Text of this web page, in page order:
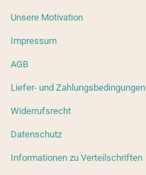
Unsere Motivation
Impressum
AGB
Liefer- und Zahlungsbedingungen
Widerrufsrecht
Datenschutz
Informationen zu Verteilschriften